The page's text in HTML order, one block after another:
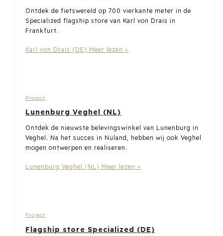
Ontdek de fietswereld op 700 vierkante meter in de
Specialized flagship store van Karl von Drais in
Frankfurt.
Karl von Drais (DE) Meer lezen »
Project
Lunenburg Veghel (NL)
Ontdek de nieuwste belevingswinkel van Lunenburg in
Veghel. Na het succes in Nuland, hebben wij ook Veghel
mogen ontwerpen en realiseren.
Lunenburg Veghel (NL) Meer lezen »
Project
Flagship store Specialized (DE)